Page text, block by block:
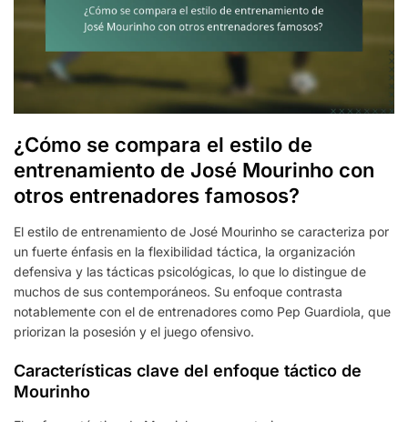
¿Cómo se compara el estilo de
entrenamiento de José Mourinho con
otros entrenadores famosos?
El estilo de entrenamiento de José Mourinho se caracteriza por
un fuerte énfasis en la flexibilidad táctica, la organización
defensiva y las tácticas psicológicas, lo que lo distingue de
muchos de sus contemporáneos. Su enfoque contrasta
notablemente con el de entrenadores como Pep Guardiola, que
priorizan la posesión y el juego ofensivo.
Características clave del enfoque táctico de
Mourinho